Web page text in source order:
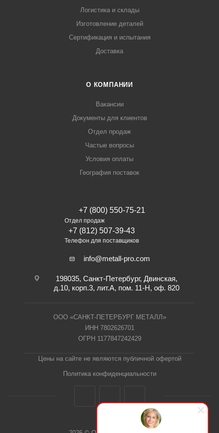
Логистика и склады
Изготовление деталей
Сертификация и испытания
Доставка
О КОМПАНИИ
Вакансии
Документы для клиентов
Отдел продаж
Частые вопросы
Условия оплаты
География поставок
+7 (800) 550-75-21
Отдел продаж
+7 (812) 507-39-43
Телефон для поставщиков
info@metall-pro.com
198035, Санкт-Петербург, Двинская,
д.10, корп.3, лит.А, пом. 11-Н, оф. 820
ООО «САНКТ-ПЕТЕРБУРГ МЕТАЛЛ»
ИНН 7802626701
ОГРН 1177847242429
Цены на сайте не являются публичной офертой
Политика конфиденциальности